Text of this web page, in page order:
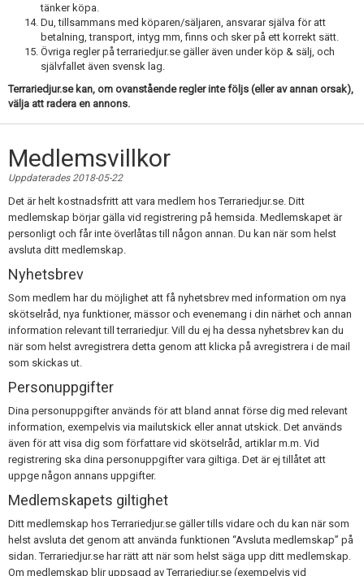
tänker köpa.
Du, tillsammans med köparen/säljaren, ansvarar själva för att
betalning, transport, intyg mm, finns och sker på ett korrekt sätt.
Övriga regler på terrariedjur.se gäller även under köp & sälj, och
självfallet även svensk lag.
Terrariedjur.se kan, om ovanstående regler inte följs (eller av annan orsak),
välja att radera en annons.
Medlemsvillkor
Uppdaterades 2018-05-22
Det är helt kostnadsfritt att vara medlem hos Terrariedjur.se. Ditt
medlemskap börjar gälla vid registrering på hemsida. Medlemskapet är
personligt och får inte överlåtas till någon annan. Du kan när som helst
avsluta ditt medlemskap.
Nyhetsbrev
Som medlem har du möjlighet att få nyhetsbrev med information om nya
skötselråd, nya funktioner, mässor och evenemang i din närhet och annan
information relevant till terrariedjur. Vill du ej ha dessa nyhetsbrev kan du
när som helst avregistrera detta genom att klicka på avregistrera i de mail
som skickas ut.
Personuppgifter
Dina personuppgifter används för att bland annat förse dig med relevant
information, exempelvis via mailutskick eller annat utskick. Det används
även för att visa dig som författare vid skötselråd, artiklar m.m. Vid
registrering ska dina personuppgifter vara giltiga. Det är ej tillåtet att
uppge någon annans uppgifter.
Medlemskapets giltighet
Ditt medlemskap hos Terrariedjur.se gäller tills vidare och du kan när som
helst avsluta det genom att använda funktionen “Avsluta medlemskap” på
sidan. Terrariedjur.se har rätt att när som helst säga upp ditt medlemskap.
Om medlemskap blir uppsagd av Terrariedjur.se (exempelvis vid